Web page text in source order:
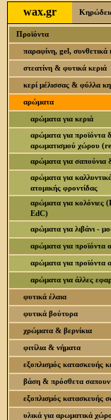
wax.gr
Προϊόντα
παραφίνη, gel, συνθετικά
στεατίνη & φυτικά κεριά
κερί μέλισσας & φύλλα
αρώματα
αρώματα για κεριά
αρώματα για προϊόντα
αρωματισμού χώρου
αρώματα για σαπούνια
αρώματα για
ατομικής φροντίδας
αρώματα για κολόνιες
EdC)
αρώματα για λιβάνι -
αρώματα για προϊόντα
αρώματα για προϊόντα
αρώματα για άλλες
φυτικά έλαια
φυτικά βούτυρα
χρώματα & βερνίκια
φιτίλια & νήματα
εξοπλισμός κατασκευής
βάση & πρόσθετα
εξοπλισμός κατασκευής
υλικά για αρωματικά